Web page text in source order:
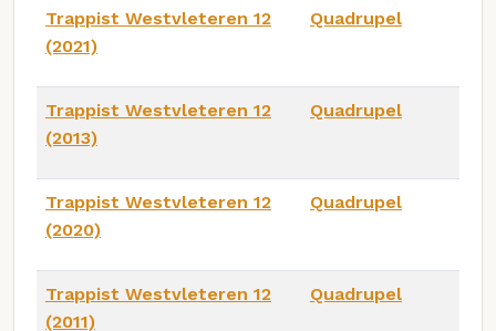
Trappist Westvleteren 12
(2021)
Quadrupel
Trappist Westvleteren 12
(2013)
Quadrupel
Trappist Westvleteren 12
(2020)
Quadrupel
Trappist Westvleteren 12
(2011)
Quadrupel